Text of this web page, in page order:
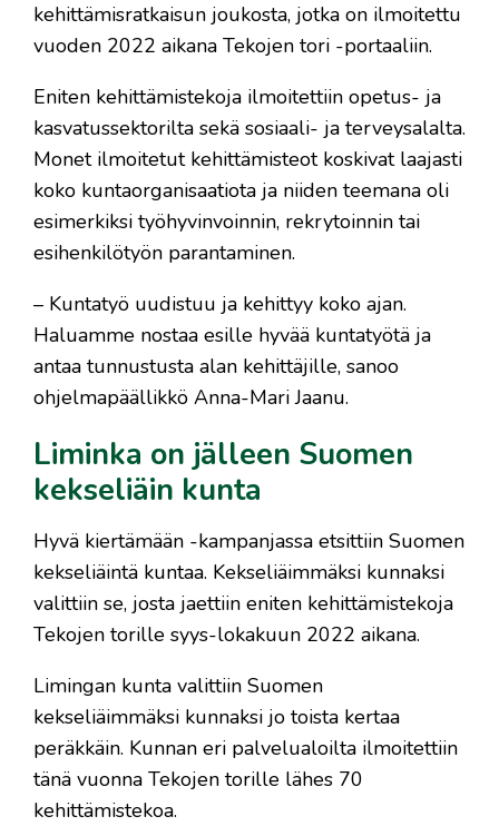
kehittämisratkaisun joukosta, jotka on ilmoitettu
vuoden 2022 aikana Tekojen tori -portaaliin.
Eniten kehittämistekoja ilmoitettiin opetus- ja
kasvatussektorilta sekä sosiaali- ja terveysalalta.
Monet ilmoitetut kehittämisteot koskivat laajasti
koko kuntaorganisaatiota ja niiden teemana oli
esimerkiksi työhyvinvoinnin, rekrytoinnin tai
esihenkilötyön parantaminen.
– Kuntatyö uudistuu ja kehittyy koko ajan.
Haluamme nostaa esille hyvää kuntatyötä ja
antaa tunnustusta alan kehittäjille, sanoo
ohjelmapäällikkö Anna-Mari Jaanu.
Liminka on jälleen Suomen
kekseliäin kunta
Hyvä kiertämään -kampanjassa etsittiin Suomen
kekseliäintä kuntaa. Kekseliäimmäksi kunnaksi
valittiin se, josta jaettiin eniten kehittämistekoja
Tekojen torille syys-lokakuun 2022 aikana.
Limingan kunta valittiin Suomen
kekseliäimmäksi kunnaksi jo toista kertaa
peräkkäin. Kunnan eri palvelualoilta ilmoitettiin
tänä vuonna Tekojen torille lähes 70
kehittämistekoa.